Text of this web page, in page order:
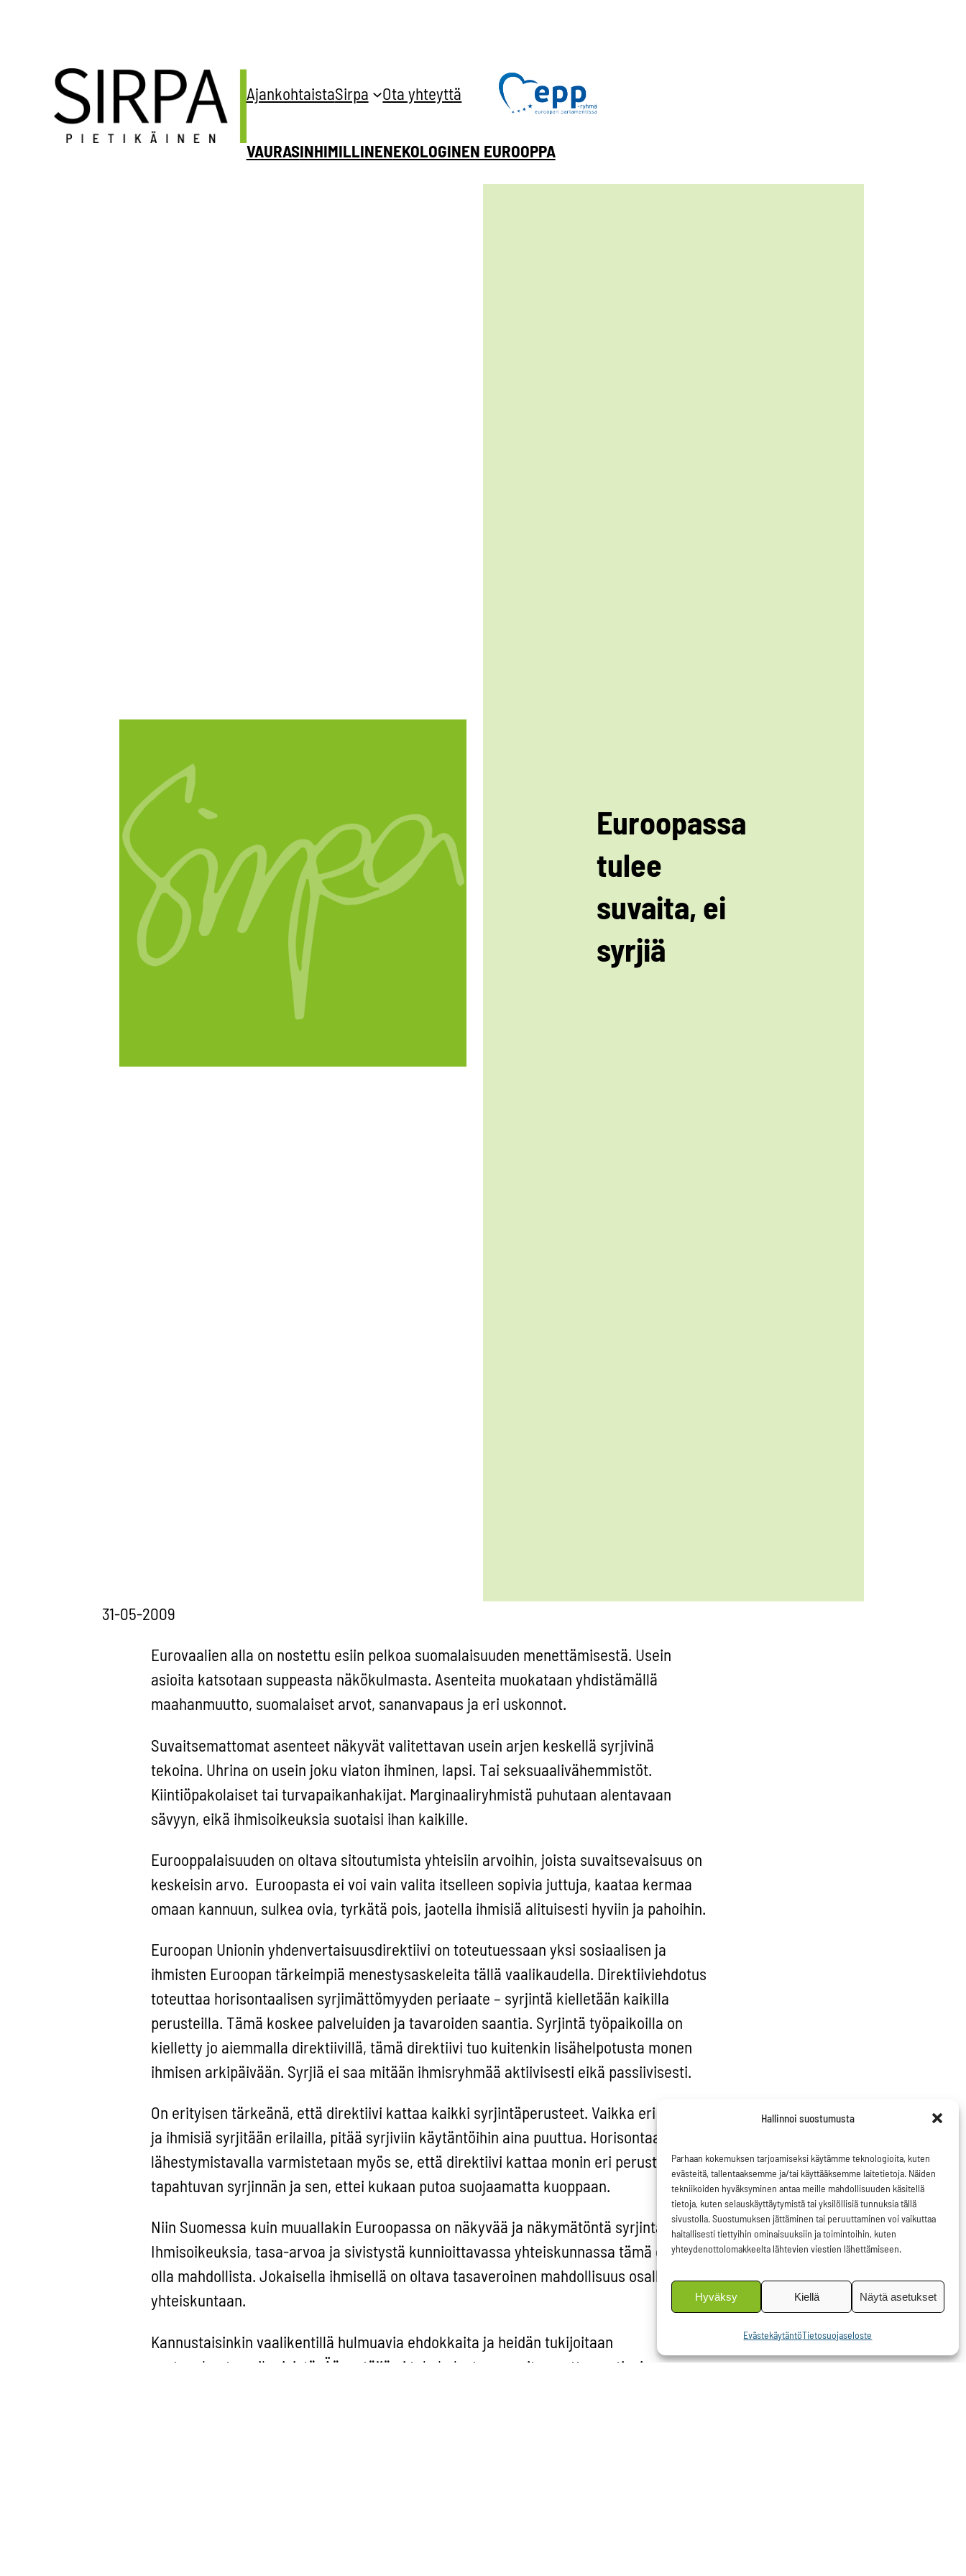
Hallinnoi suostumusta
Parhaan kokemuksen tarjoamiseksi käytämme teknologioita, kuten
evästeitä, tallentaaksemme ja/tai käyttääksemme laitetietoja. Näiden
tekniikoiden hyväksyminen antaa meille mahdollisuuden käsitellä
tietoja, kuten selauskäyttäytymistä tai yksilöllisiä tunnuksia tällä
sivustolla. Suostumuksen jättäminen tai peruuttaminen voi vaikuttaa
haitallisesti tiettyihin ominaisuuksiin ja toimintoihin, kuten
yhteydenottolomakkeelta lähtevien viestien lähettämiseen.
Hyväksy Kiellä Näytä asetukset
EvästekäytäntöTietosuojaseloste
AjankohtaistaSirpa Ota yhteyttä
VAURASINHIMILLINENEKOLOGINEN EUROOPPA
Euroopassa
tulee
suvaita, ei
syrjiä
31-05-2009
Eurovaalien alla on nostettu esiin pelkoa suomalaisuuden menettämisestä. Usein
asioita katsotaan suppeasta näkökulmasta. Asenteita muokataan yhdistämällä
maahanmuutto, suomalaiset arvot, sananvapaus ja eri uskonnot.
Suvaitsemattomat asenteet näkyvät valitettavan usein arjen keskellä syrjivinä
tekoina. Uhrina on usein joku viaton ihminen, lapsi. Tai seksuaalivähemmistöt.
Kiintiöpakolaiset tai turvapaikanhakijat. Marginaaliryhmistä puhutaan alentavaan
sävyyn, eikä ihmisoikeuksia suotaisi ihan kaikille.
Eurooppalaisuuden on oltava sitoutumista yhteisiin arvoihin, joista suvaitsevaisuus on
keskeisin arvo. Euroopasta ei voi vain valita itselleen sopivia juttuja, kaataa kermaa
omaan kannuun, sulkea ovia, tyrkätä pois, jaotella ihmisiä alituisesti hyviin ja pahoihin.
Euroopan Unionin yhdenvertaisuusdirektiivi on toteutuessaan yksi sosiaalisen ja
ihmisten Euroopan tärkeimpiä menestysaskeleita tällä vaalikaudella. Direktiiviehdotus
toteuttaa horisontaalisen syrjimättömyyden periaate – syrjintä kielletään kaikilla
perusteilla. Tämä koskee palveluiden ja tavaroiden saantia. Syrjintä työpaikoilla on
kielletty jo aiemmalla direktiivillä, tämä direktiivi tuo kuitenkin lisähelpotusta monen
ihmisen arkipäivään. Syrjiä ei saa mitään ihmisryhmää aktiivisesti eikä passiivisesti.
On erityisen tärkeänä, että direktiivi kattaa kaikki syrjintäperusteet. Vaikka eri ryhmiä
ja ihmisiä syrjitään erilailla, pitää syrjiviin käytäntöihin aina puuttua. Horisontaalisella
lähestymistavalla varmistetaan myös se, että direktiivi kattaa monin eri perustein
tapahtuvan syrjinnän ja sen, ettei kukaan putoa suojaamatta kuoppaan.
Niin Suomessa kuin muuallakin Euroopassa on näkyvää ja näkymätöntä syrjintää.
Ihmisoikeuksia, tasa-arvoa ja sivistystä kunnioittavassa yhteiskunnassa tämä ei saa
olla mahdollista. Jokaisella ihmisellä on oltava tasaveroinen mahdollisuus osallistua
yhteiskuntaan.
Kannustaisinkin vaalikentillä hulmuavia ehdokkaita ja heidän tukijoitaan
vastuunkantoon ihmisistä. Äänestäjiä ei tule kalastaa suvaitsemattomasti, ei